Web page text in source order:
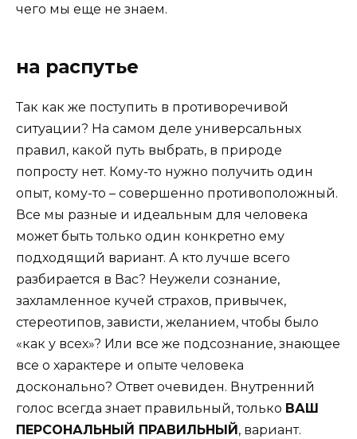
чего мы еще не знаем.
на распутье
Так как же поступить в противоречивой
ситуации? На самом деле универсальных
правил, какой путь выбрать, в природе
попросту нет. Кому-то нужно получить один
опыт, кому-то – совершенно противоположный.
Все мы разные и идеальным для человека
может быть только один конкретно ему
подходящий вариант. А кто лучше всего
разбирается в Вас? Неужели сознание,
захламленное кучей страхов, привычек,
стереотипов, зависти, желанием, чтобы было
«как у всех»? Или все же подсознание, знающее
все о характере и опыте человека
досконально? Ответ очевиден. Внутренний
голос всегда знает правильный, только ВАШ
ПЕРСОНАЛЬНЫЙ ПРАВИЛЬНЫЙ , вариант.